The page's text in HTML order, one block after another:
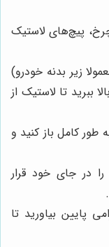
چرخ، پیچ‌های لاستیک
زیر بدنه خودرو)
ببرید تا لاستیک از
طور کامل باز کنید و
در جای خود قرار
پایین بیاورید تا